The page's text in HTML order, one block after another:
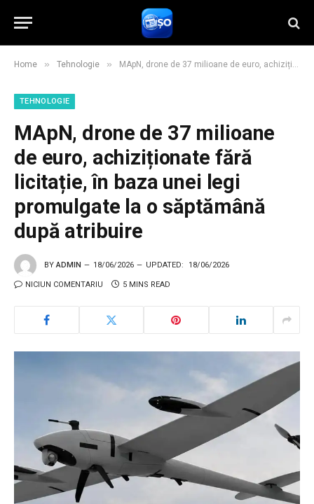
Home » Tehnologie » MApN, drone de 37 milioane de euro, achiziționate fără licitație, în baza unei legi promulgate la o săptămână după atribuire
TEHNOLOGIE
MApN, drone de 37 milioane
de euro, achiziționate fără
licitație, în baza unei legi
promulgate la o săptămână
după atribuire
BY ADMIN 18/06/2026 UPDATED: 18/06/2026
NICIUN COMENTARIU 5 MINS READ